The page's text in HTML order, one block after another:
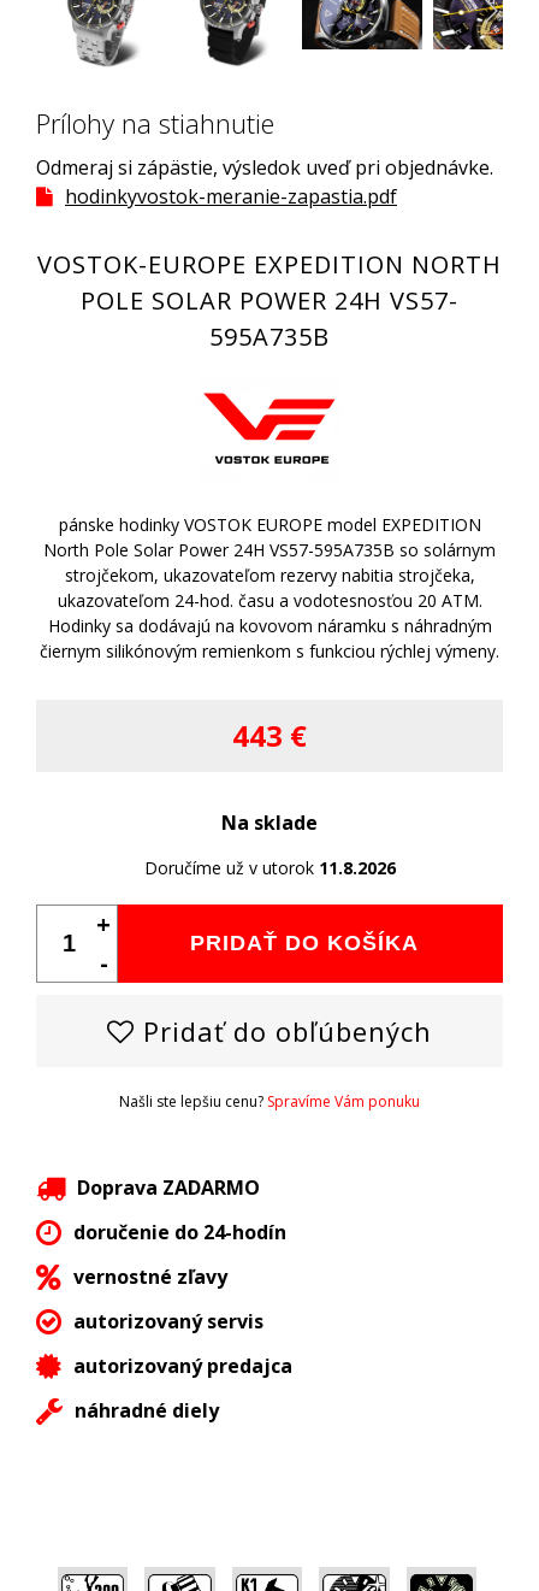
Prílohy na stiahnutie
Odmeraj si zápästie, výsledok uveď pri objednávke.
hodinkyvostok-meranie-zapastia.pdf
VOSTOK-EUROPE EXPEDITION NORTH
POLE SOLAR POWER 24H VS57-
595A735B
pánske hodinky VOSTOK EUROPE model EXPEDITION
North Pole Solar Power 24H VS57-595A735B so solárnym
strojčekom, ukazovateľom rezervy nabitia strojčeka,
ukazovateľom 24-hod. času a vodotesnosťou 20 ATM.
Hodinky sa dodávajú na kovovom náramku s náhradným
čiernym silikónovým remienkom s funkciou rýchlej výmeny.
443 €
Na sklade
Doručíme už v utorok 11.8.2026
PRIDAŤ DO KOŠÍKA
+
-
Pridať do obľúbených
Našli ste lepšiu cenu? Spravíme Vám ponuku
Doprava ZADARMO
doručenie do 24-hodín
vernostné zľavy
autorizovaný servis
autorizovaný predajca
náhradné diely